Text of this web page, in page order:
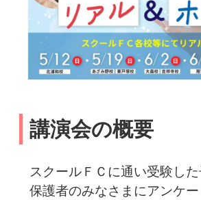
講演会の概要
スクールＦＣに通い受験し
保護者のみなさまにアンケー